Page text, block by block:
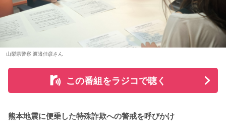
■令和8年8月8日の「8」が並ぶ日に注目が集まる理由
2026年8月8日は、「令和8年8月8日」と「8」が並ぶ印象的
数字の「8」は、末広がりの形から縁起の良い数字として親し
まれており、開店日や記念日、イベントの開催日として選ば
れることもあります。
ただし、「8」が並ぶこと自体が暦上の吉日を意味するわけで
はありません。
藤澤：そうだよね！
大森：「ダーリン」で、本編ラストで花火が上がるというの
は結構すごいです。「ケセラセラ」って今まででも花火が上
がったりというか、大きい演出ってすごく親和性があると思
うのだけれど。
「ダーリン」でというのはやっぱりミュージックビデオがあ
か良かったのかなと思うのだけれど。バラード曲で花火って
山梨県警察 渡邉佳彦さん
この番組をラジコで聴く
熊本地震に便乗した特殊詐欺への警戒を呼びかけ